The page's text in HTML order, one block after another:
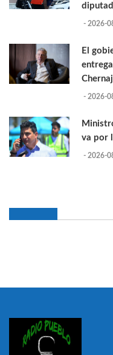
- 2026-
El
- 2026-
va por
- 2026-